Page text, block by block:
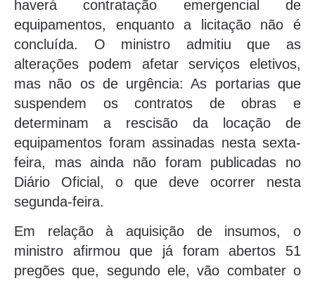
haverá contratação emergencial de
equipamentos, enquanto a licitação não é
concluída. O ministro admitiu que as
alterações podem afetar serviços eletivos,
mas não os de urgência: As portarias que
suspendem os contratos de obras e
determinam a rescisão da locação de
equipamentos foram assinadas nesta sexta-
feira, mas ainda não foram publicadas no
Diário Oficial, o que deve ocorrer nesta
segunda-feira.
Em relação à aquisição de insumos, o
ministro afirmou que já foram abertos 51
pregões que, segundo ele, vão combater o